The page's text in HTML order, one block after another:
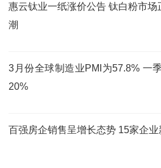
惠云钛业一纸涨价公告 钛白粉市
潮
3月份全球制造业PMI为57.8% 一
20%
百强房企销售呈增长态势 15家企